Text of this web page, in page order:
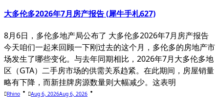
大多伦多2026年7月房产报告 (犀牛手札627)
8月6日，多伦多地产局公布了 大多伦多2026年7月房产报告
今天咱们一起来回顾一下刚过去的这个月，多伦多的房地产市
场发生了哪些变化。与去年同期相比，2026年7月大多伦多地
区（GTA）二手房市场的供需关系趋紧。在此期间，房屋销量
略有下降，而新挂牌房源数量则大幅减少。这表明
Rhino Aug 6, 2026Aug 6, 2026